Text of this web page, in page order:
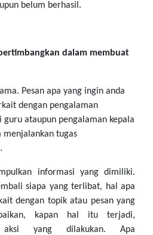
belum berhasil.
dalam membuat
Pesan apa yang ingin anda
dengan pengalaman
guru ataupun pengalaman kepala
menjalankan tugas
informasi yang dimiliki.
siapa yang terlibat, hal apa
dengan topik atau pesan yang
kapan hal itu terjadi,
aksi yang dilakukan. Apa